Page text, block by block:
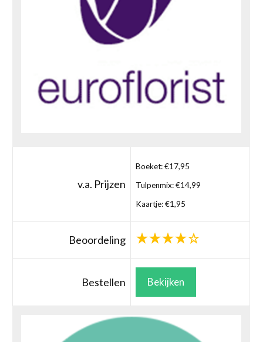
v.a. Prijzen
Boeket: €17,95
Tulpenmix: €14,99
Kaartje: €1,95
Beoordeling
Bestellen Bekijken